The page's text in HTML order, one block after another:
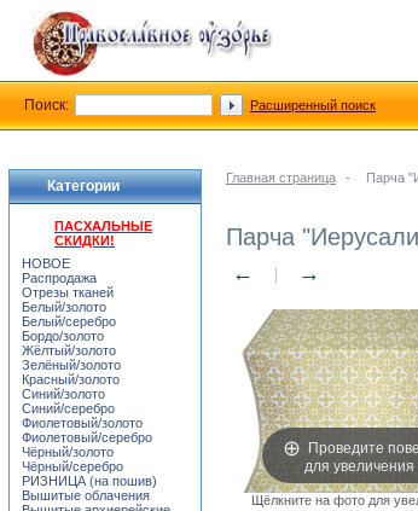
Главная страница - Парча
Парча
← →
Проведите
для увеличения
Щёлкните на фото для
Категории
ПАСХАЛЬНЫЕ
СКИДКИ!
НОВОЕ
Распродажа
Отрезы тканей
Белый/золото
Белый/серебро
Бордо/золото
Жёлтый/золото
Зелёный/золото
Красный/золото
Синий/золото
Синий/серебро
Фиолетовый/золото
Фиолетовый/серебро
Чёрный/золото
Чёрный/серебро
РИЗНИЦА (на пошив)
Вышитые облачения
Поиск: Расширенный поиск